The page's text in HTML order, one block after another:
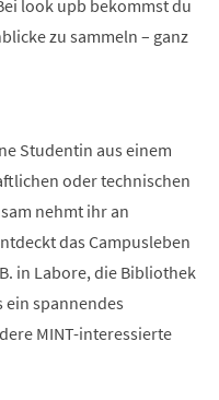
look upb bekommst du
zu sammeln – ganz
Studentin aus einem
oder technischen
nehmt ihr an
das Campusleben
in Labore, die Bibliothek
ein spannendes
MINT-interessierte